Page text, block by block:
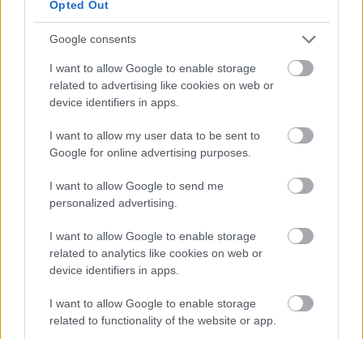
Opted Out
Google consents
I want to allow Google to enable storage
related to advertising like cookies on web or
device identifiers in apps.
I want to allow my user data to be sent to
Google for online advertising purposes.
I want to allow Google to send me
personalized advertising.
I want to allow Google to enable storage
related to analytics like cookies on web or
device identifiers in apps.
I want to allow Google to enable storage
related to functionality of the website or app.
készültek. A hatóságok persze nyíltan elítélték tettét,
a New York-iak csodálták a bátor franciát, aki elérte
Később több dokumentumfilm feldolgozta Petit és
barátai történetét. A hatéves tervezést, a
megfigyeléseket, az irathamisításokat és a rengeteg
kalandot a legjobban talán a 2008-ban bemutatott
Ember a magasban című filmmeséli el
díjas alkotásban a résztvevők mondják el, hogy
milyen volt belevágni egy lehetetlennek tűnő
mutatványba.
Címkék:magazin wtc kötéltánc philippe petit